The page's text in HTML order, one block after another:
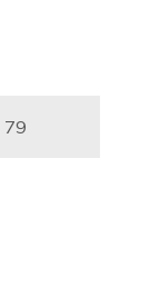
79